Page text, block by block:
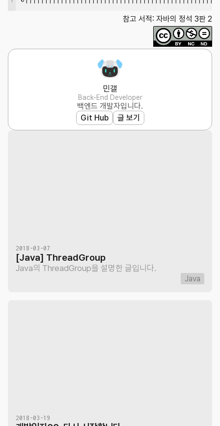
참고 서적: 자바의 정석 3판 2
민갤
Back-End Developer
백엔드 개발자입니다.
Git Hub
글 보기
2018-03-07
[Java] ThreadGroup
Java의 ThreadGroup을 설명한 글입니다.
Java
2018-03-19